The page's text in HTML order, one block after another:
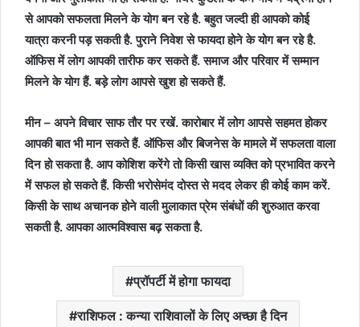
से आपको सफलता मिलने के योग बन रहे है. बहुत जल्दी ही आपको कोई
यात्रा करनी पड़ सकती है. पुराने निवेश से फायदा होने के योग बन रहे है.
ऑफिस में लोग आपकी तारीफ कर सकते हैं. समाज और परिवार में सम्मान
मिलने के योग हैं. बड़े लोग आपसे खुश हो सकते हैं.
मीन – अपने विचार साफ तौर पर रखें. कारोबार में लोग आपसे सहमत होकर
आपकी बात भी मान सकते हैं. ऑफिस और बिजनेस के मामले में सफलता वाला
दिन हो सकता है. आप कोशिश करेंगे तो किसी खास व्यक्ति को प्रभावित करने
में सफल हो सकते हैं. किसी भरोसेमंद दोस्त से मदद लेकर ही कोई काम करें.
किसी के साथ अचानक होने वाली मुलाकात प्रेम संबंधों की शुरुआत करवा
सकती है. आपका आत्मविश्वास बढ़ सकता है.
प्रॉपर्टी में होगा फायदा
राशिफल : कन्‍या राशिवालों के लिए अच्‍छा है दिन